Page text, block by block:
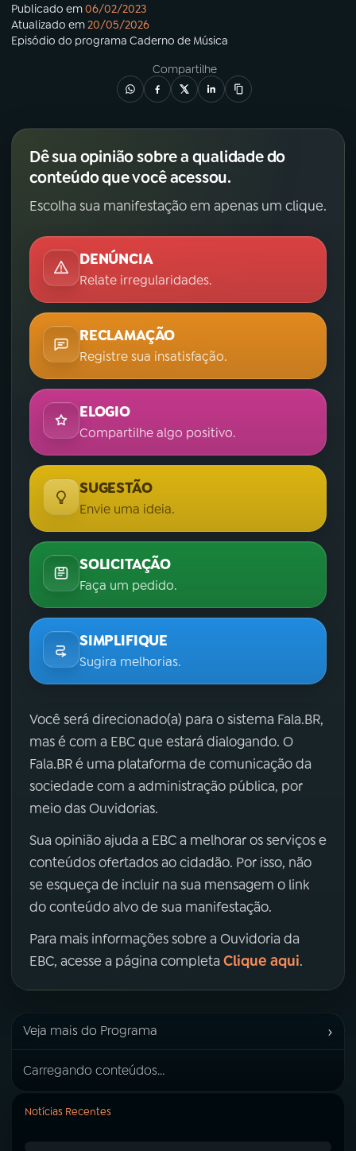
Publicado em06/02/2023
Atualizado em20/05/2026
Episódio do programa Caderno de Música
Compartilhe
Dê sua opinião sobre a qualidade do
conteúdo que você acessou.
Escolha sua manifestação em apenas um clique.
DENÚNCIA
Relate irregularidades.
RECLAMAÇÃO
Registre sua insatisfação.
ELOGIO
Compartilhe algo positivo.
SUGESTÃO
Envie uma ideia.
SOLICITAÇÃO
Faça um pedido.
SIMPLIFIQUE
Sugira melhorias.
Você será direcionado(a) para o sistema Fala.BR,
mas é com a EBC que estará dialogando. O
Fala.BR é uma plataforma de comunicação da
sociedade com a administração pública, por
meio das Ouvidorias.
Sua opinião ajuda a EBC a melhorar os serviços e
conteúdos ofertados ao cidadão. Por isso, não
se esqueça de incluir na sua mensagem o link
do conteúdo alvo de sua manifestação.
Para mais informações sobre a Ouvidoria da
EBC, acesse a página completa Clique aqui.
Veja mais do Programa ›
Carregando conteúdos...
Notícias Recentes